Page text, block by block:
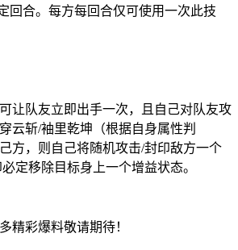
回合。每方每回合仅可使用一次此技
让队友立即出手一次，且自己对队友攻
云斩/袖里乾坤（根据自身属性判
方，则自己将随机攻击/封印敌方一个
定移除目标身上一个增益状态。
精彩爆料敬请期待！